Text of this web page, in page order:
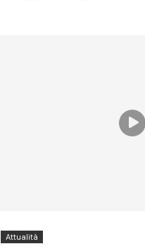
Attualità